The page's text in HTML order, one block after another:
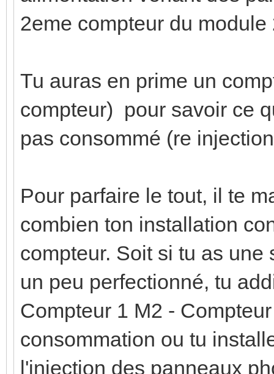
2eme compteur du module
Tu auras en prime un
compteur) pour savoir ce
pas consommé (re
Pour parfaire le tout, il te
combien ton installation
compteur. Soit si tu as
un peu perfectionné, tu
Compteur 1 M2 -
consommation ou tu
l'injection des panneaux